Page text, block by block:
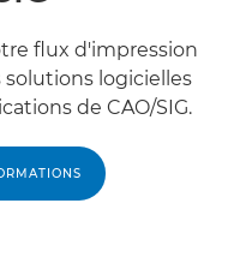
flux d'impression
solutions logicielles
de CAO/SIG.